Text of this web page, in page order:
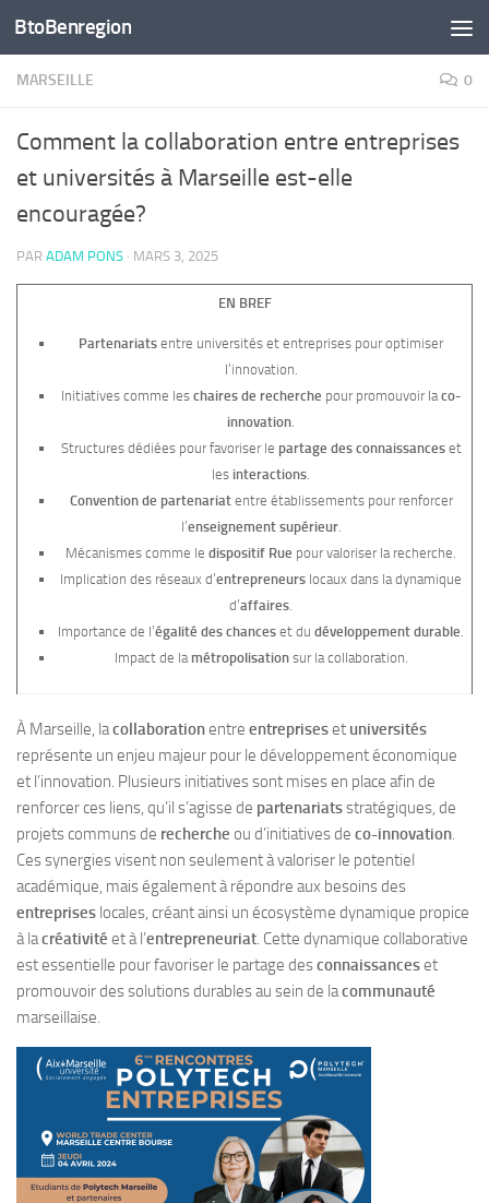
Skip to content
BtoBenregion
MARSEILLE 0
Comment la collaboration entre entreprises
et universités à Marseille est-elle
encouragée?
PAR ADAM PONS · MARS 3, 2025
EN BREF
Partenariats entre universités et entreprises pour optimiser
l’innovation.
Initiatives comme les chaires de recherche pour promouvoir laco-
innovation.
Structures dédiées pour favoriser le partage des connaissanceset
les interactions.
Convention de partenariatentre établissements pour renforcer
l’enseignement supérieur.
Mécanismes comme le dispositif Rue pour valoriser la recherche.
Implication des réseaux d’entrepreneurs locaux dans la dynamique
d’affaires.
Importance de l’égalité des chances et du développement durable.
Impact de la métropolisationsur la collaboration.
À Marseille, lacollaborationentre entrepriseset universités
représente un enjeu majeur pour le développement économique
et l’innovation. Plusieurs initiatives sont mises en place afin de
renforcer ces liens, qu’il s’agisse de partenariatsstratégiques, de
projets communs de recherche ou d’initiatives de co-innovation.
Ces synergies visent non seulement à valoriser le potentiel
académique, mais également à répondre aux besoins des
entreprises locales, créant ainsi un écosystème dynamique propice
à lacréativité et à l’entrepreneuriat. Cette dynamique collaborative
est essentielle pour favoriser le partage desconnaissanceset
promouvoir des solutions durables au sein de lacommunauté
marseillaise.